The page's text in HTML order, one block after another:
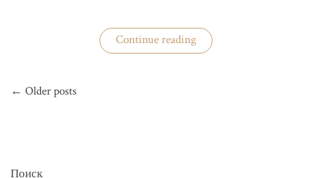
Continue reading«Гетьманцев
назвал
по
← Older posts
Поиск